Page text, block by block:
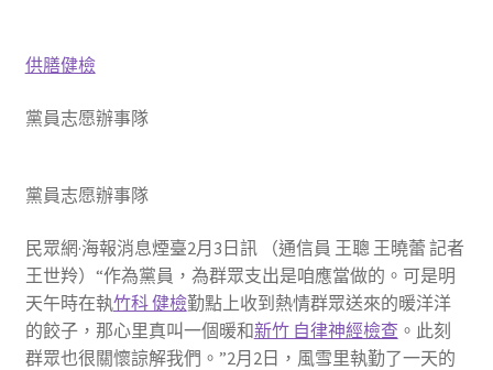
供膳健檢
黨員志愿辦事隊
黨員志愿辦事隊
民眾網·海報消息煙臺2月3日訊 （通信員 王聰 王曉蕾 記者
王世羚）“作為黨員，為群眾支出是咱應當做的。可是明
天午時在執竹科 健檢勤點上收到熱情群眾送來的暖洋洋
的餃子，那心里真叫一個暖和新竹 自律神經檢查 。此刻
群眾也很關懷諒解我們。”2月2日，風雪里執勤了一天的